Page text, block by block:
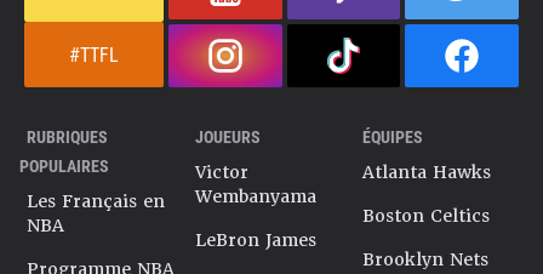
#TTFL
RUBRIQUES
POPULAIRES
Les Français en
NBA
Programme NBA
JOUEURS
Victor
Wembanyama
LeBron James
ÉQUIPES
Atlanta Hawks
Boston Celtics
Brooklyn Nets